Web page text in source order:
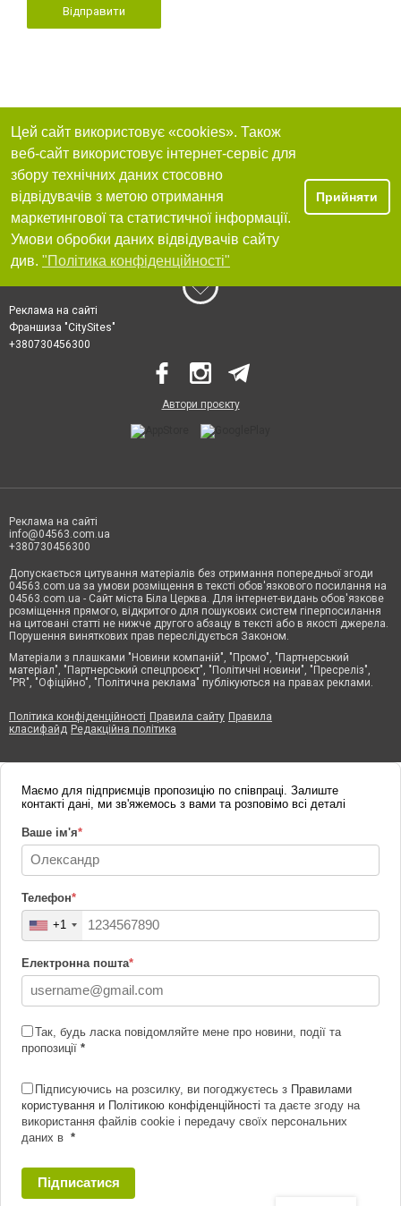
Відправити
Цей сайт використовує «cookies». Також
веб-сайт використовує інтернет-сервіс для
збору технічних даних стосовно
відвідувачів з метою отримання
маркетингової та статистичної інформації.
Умови обробки даних відвідувачів сайту
див. "Політика конфіденційності"
Прийняти
Реклама на сайті
Франшиза "CitySites"
+380730456300
Автори проєкту
Реклама на сайті
info@04563.com.ua
+380730456300
Допускається цитування матеріалів без отримання попередньої згоди
04563.com.ua за умови розміщення в тексті обов'язкового посилання на
04563.com.ua - Сайт міста Біла Церква. Для інтернет-видань обов'язкове
розміщення прямого, відкритого для пошукових систем гіперпосилання
на цитовані статті не нижче другого абзацу в тексті або в якості джерела.
Порушення виняткових прав переслідується Законом.
Матеріали з плашками "Новини компаній", "Промо", "Партнерський
матеріал", "Партнерський спецпроєкт", "Політичні новини", "Пресреліз",
"PR", "Офіційно", "Політична реклама" публікуються на правах реклами.
Політика конфіденційності Правила сайту Правила
класифайд Редакційна політика
Маємо для підприємців пропозицію по співпраці. Залиште
контакті дані, ми зв'яжемось з вами та розповімо всі деталі
Ваше ім'я*
Телефон*
+1
Електронна пошта*
Так, будь ласка повідомляйте мене про новини, події та
пропозиції *
Підписуючись на розсилку, ви погоджуєтесь з Правилами
користування и Політикою конфіденційності та даєте згоду на
використання файлів cookie і передачу своїх персональних
даних в *
Підписатися